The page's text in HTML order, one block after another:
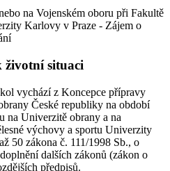
na Vojenském oboru při Fakultě
Karlovy v Praze - Zájem o
situaci
vychází z Koncepce přípravy
České republiky na období
na Univerzitě obrany a na
výchovy a sportu Univerzity
50 zákona č. 111/1998 Sb., o
dalších zákonů (zákon o
předpisů.